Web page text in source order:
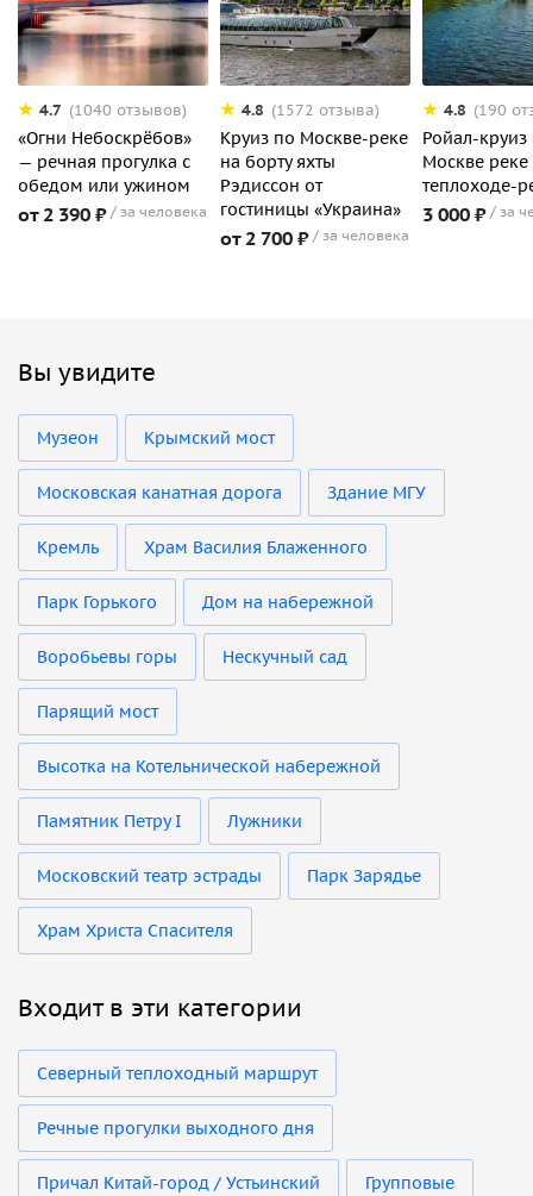
4.7 (1040 отзывов)
«Огни Небоскрёбов»
— речная прогулка с
обедом или ужином
от 2 390 ₽ за человека
4.8 (1572 отзыва)
Круиз по Москве-реке
на борту яхты
Рэдиссон от
гостиницы «Украина»
от 2 700 ₽ за человека
4.8 (190
Ройал-круиз
Москве реке
теплоходе-
3 000 ₽ за
Вы увидите
Музеон Крымский мост
Московская канатная дорога Здание МГУ
Кремль Храм Василия Блаженного
Парк Горького Дом на набережной
Воробьевы горы Нескучный сад
Парящий мост
Высотка на Котельнической набережной
Памятник Петру I Лужники
Московский театр эстрады Парк Зарядье
Храм Христа Спасителя
Входит в эти категории
Северный теплоходный маршрут
Речные прогулки выходного дня
Причал Китай-город / Устьинский Групповые